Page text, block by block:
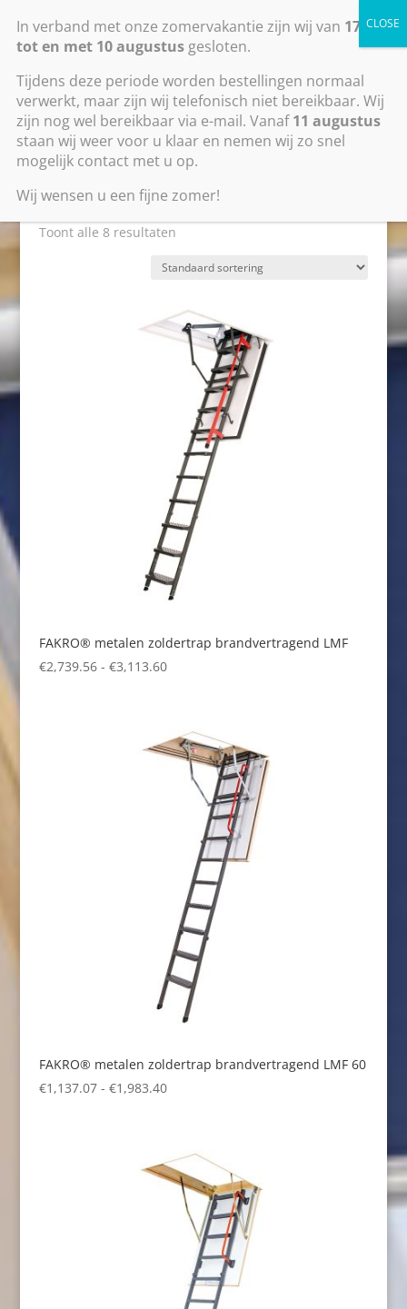
Home / Metalen zoldertrap
Metalen zoldertrap
Toont alle 8 resultaten
FAKRO® metalen zoldertrap brandvertragend LMF
€2,739.56 - €3,113.60Prijsklasse:
€3,113.60
FAKRO® metalen zoldertrap brandvertragend LMF 60
€1,137.07 - €1,983.40Prijsklasse:
€1,983.40
In verband met onze zomervakantie zijn wij van 17 juli
tot en met 10 augustus gesloten.
Tijdens deze periode worden bestellingen normaal
verwerkt, maar zijn wij telefonisch niet bereikbaar. Wij
zijn nog wel bereikbaar via e-mail. Vanaf11 augustus
staan wij weer voor u klaar en nemen wij zo snel
mogelijk contact met u op.
Wij wensen u een fijne zomer!